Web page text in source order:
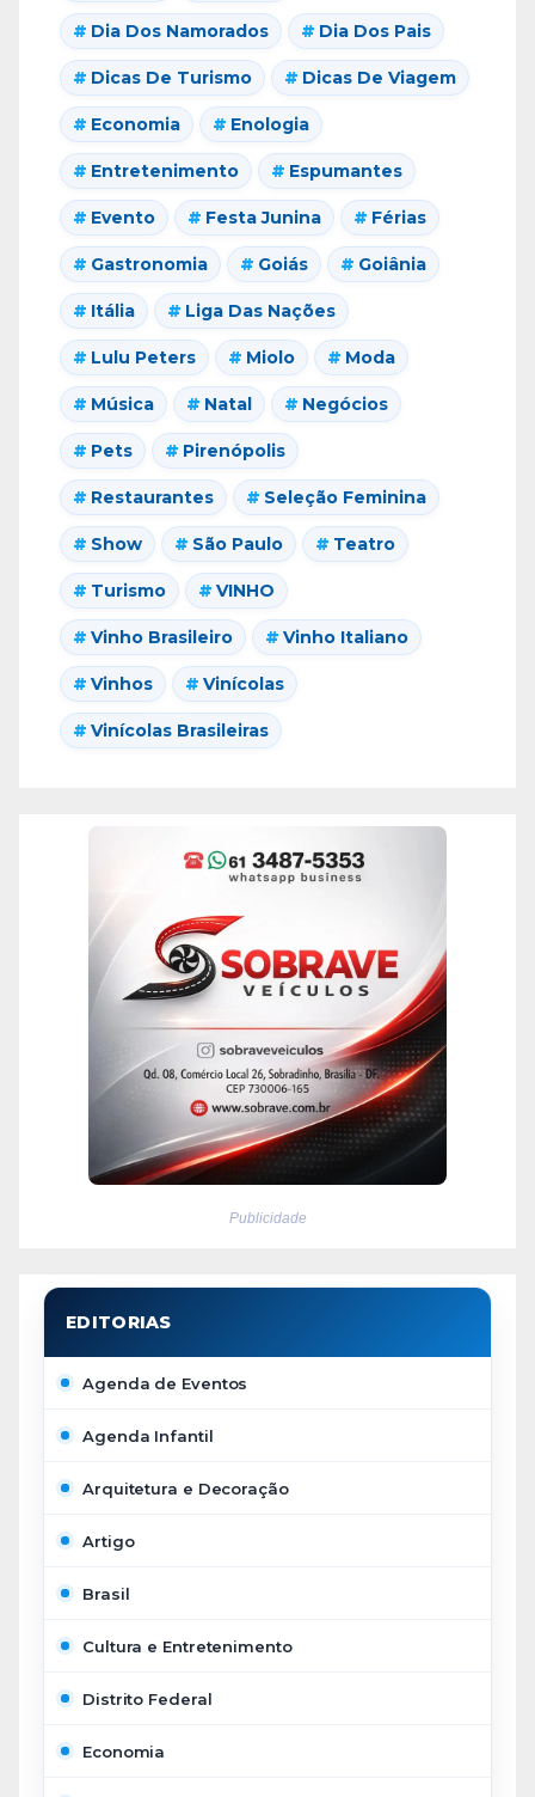
Dia Dos Namorados Dia Dos Pais
Dicas De Turismo Dicas De Viagem
Economia Enologia
Entretenimento Espumantes
Evento Festa Junina Férias
Gastronomia Goiás Goiânia
Itália Liga Das Nações
Lulu Peters Miolo Moda
Música Natal Negócios
Pets Pirenópolis
Restaurantes Seleção Feminina
Show São Paulo Teatro
Turismo VINHO
Vinho Brasileiro Vinho Italiano
Vinhos Vinícolas
Vinícolas Brasileiras
Publicidade
Agenda de Eventos
Agenda Infantil
Arquitetura e Decoração
Artigo
Brasil
Cultura e Entretenimento
Distrito Federal
Economia